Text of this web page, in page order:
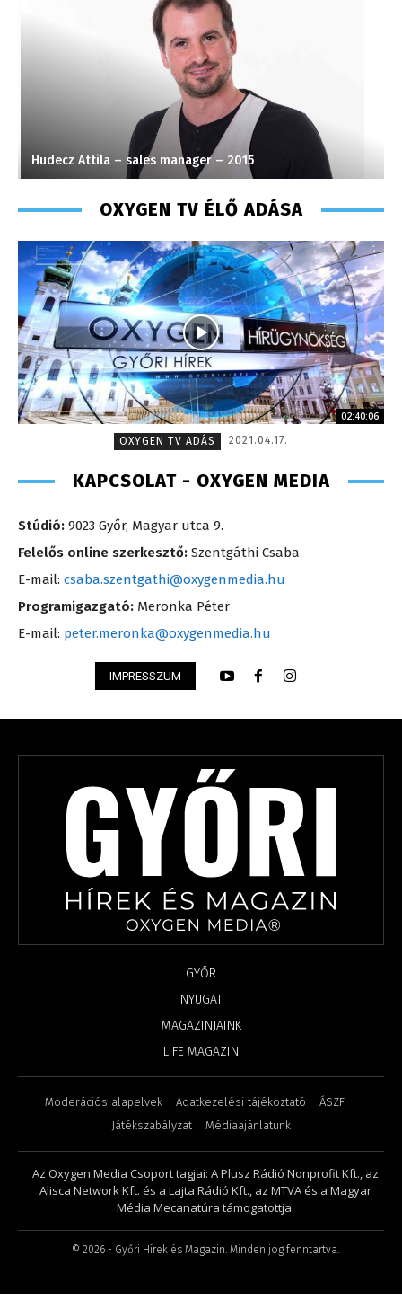
Hudecz Attila – sales manager – 2015
OXYGEN TV ÉLŐ ADÁSA
02:40:06
OXYGEN TV ADÁS
2021.04.17.
KAPCSOLAT - OXYGEN MEDIA
Stúdió: 9023 Győr, Magyar utca 9.
Felelős online szerkesztő: Szentgáthi Csaba
E-mail: csaba.szentgathi@oxygenmedia.hu
Programigazgató: Meronka Péter
E-mail: peter.meronka@oxygenmedia.hu
IMPRESSZUM
GYŐR
NYUGAT
MAGAZINJAINK
LIFE MAGAZIN
Moderációs alapelvek Adatkezelési tájékoztató
ÁSZF
Játékszabályzat
Médiaajánlatunk
Az Oxygen Media Csoport tagjai: A Plusz Rádió Nonprofit Kft., az
Alisca Network Kft. és a Lajta Rádió Kft., az MTVA és a Magyar
Média Mecanatúra támogatottja.
© 2026 - Győri Hírek és Magazin. Minden jog fenntartva.